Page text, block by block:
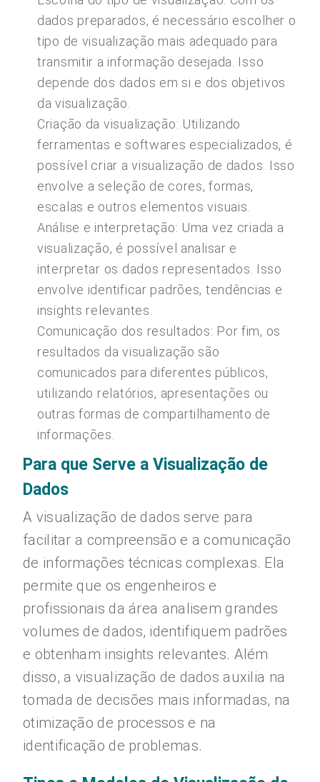
dados preparados, é necessário escolher o
tipo de visualização mais adequado para
transmitir a informação desejada. Isso
depende dos dados em si e dos objetivos
da visualização.
Criação da visualização: Utilizando
ferramentas e softwares especializados, é
possível criar a visualização de dados. Isso
envolve a seleção de cores, formas,
escalas e outros elementos visuais.
Análise e interpretação: Uma vez criada a
visualização, é possível analisar e
interpretar os dados representados. Isso
envolve identificar padrões, tendências e
insights relevantes.
Comunicação dos resultados: Por fim, os
resultados da visualização são
comunicados para diferentes públicos,
utilizando relatórios, apresentações ou
outras formas de compartilhamento de
informações.
Para que Serve a Visualização de
Dados
A visualização de dados serve para
facilitar a compreensão e a comunicação
de informações técnicas complexas. Ela
permite que os engenheiros e
profissionais da área analisem grandes
volumes de dados, identifiquem padrões
e obtenham insights relevantes. Além
disso, a visualização de dados auxilia na
tomada de decisões mais informadas, na
otimização de processos e na
identificação de problemas.